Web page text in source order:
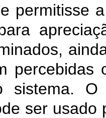
permitisse
percebidas
sistema. O
ser usado